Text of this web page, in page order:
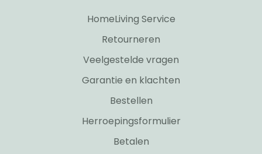
HomeLiving Service
Retourneren
Veelgestelde vragen
Garantie en klachten
Bestellen
Herroepingsformulier
Betalen